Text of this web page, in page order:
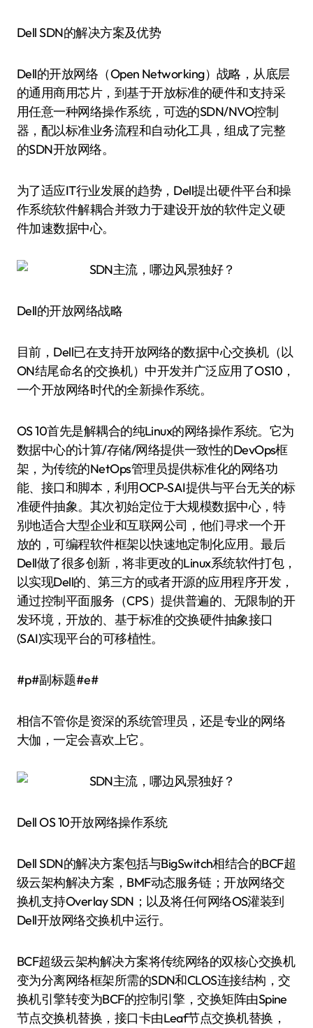
Dell SDN的解决方案及优势
Dell的开放网络（Open Networking）战略，从底层
的通用商用芯片，到基于开放标准的硬件和支持采
用任意一种网络操作系统，可选的SDN/NVO控制
器，配以标准业务流程和自动化工具，组成了完整
的SDN开放网络。
为了适应IT行业发展的趋势，Dell提出硬件平台和操
作系统软件解耦合并致力于建设开放的软件定义硬
件加速数据中心。
Dell的开放网络战略
目前，Dell已在支持开放网络的数据中心交换机（以
ON结尾命名的交换机）中开发并广泛应用了OS10，
一个开放网络时代的全新操作系统。
OS 10首先是解耦合的纯Linux的网络操作系统。它为
数据中心的计算/存储/网络提供一致性的DevOps框
架，为传统的NetOps管理员提供标准化的网络功
能、接口和脚本，利用OCP-SAI提供与平台无关的标
准硬件抽象。其次初始定位于大规模数据中心，特
别地适合大型企业和互联网公司，他们寻求一个开
放的，可编程软件框架以快速地定制化应用。最后
Dell做了很多创新，将非更改的Linux系统软件打包，
以实现Dell的、第三方的或者开源的应用程序开发，
通过控制平面服务（CPS）提供普遍的、无限制的开
发环境，开放的、基于标准的交换硬件抽象接口
(SAI)实现平台的可移植性。
#p#副标题#e#
相信不管你是资深的系统管理员，还是专业的网络
大伽，一定会喜欢上它。
Dell OS 10开放网络操作系统
Dell SDN的解决方案包括与BigSwitch相结合的BCF超
级云架构解决方案，BMF动态服务链；开放网络交
换机支持Overlay SDN；以及将任何网络OS灌装到
Dell开放网络交换机中运行。
BCF超级云架构解决方案将传统网络的双核心交换机
变为分离网络框架所需的SDN和CLOS连接结构，交
换机引擎转变为BCF的控制引擎，交换矩阵由Spine
节点交换机替换，接口卡由Leaf节点交换机替换，